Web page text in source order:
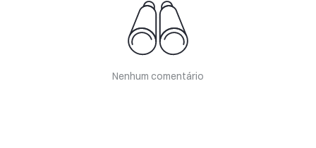
Nenhum comentário